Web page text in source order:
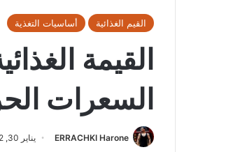
القيم الغذائية أساسيات التغذية
القيمة
السعرات
ERRACHKI Harone يناير 30, 2022